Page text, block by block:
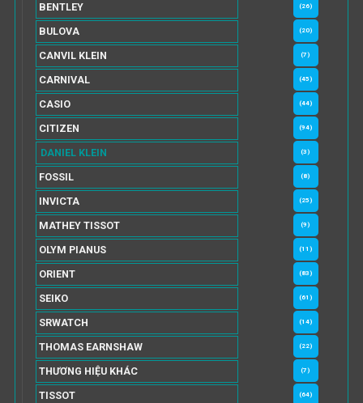
BENTLEY (26)
BULOVA (20)
CANVIL KLEIN (7)
CARNIVAL (45)
CASIO (44)
CITIZEN (94)
DANIEL KLEIN (3)
FOSSIL (8)
INVICTA (25)
MATHEY TISSOT (9)
OLYM PIANUS (11)
ORIENT (83)
SEIKO (61)
SRWATCH (14)
THOMAS EARNSHAW (22)
THƯƠNG HIỆU KHÁC (7)
TISSOT (64)